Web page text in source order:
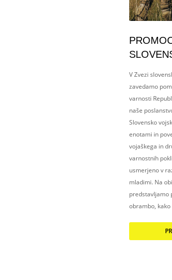
V Zvezi
zavedamo
varnosti
naše
Slovensko
enotami in
vojaškega in
varnostnih
usmerjeno v
mladimi. Na
predstavljamo
obrambo,